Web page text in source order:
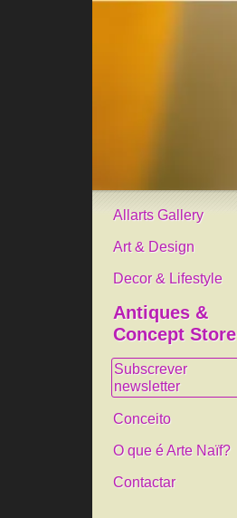
Allarts Gallery
Art & Design
Decor & Lifestyle
Antiques &
Concept Store
Subscrever
newsletter
Conceito
O que é Arte Naïf?
Contactar